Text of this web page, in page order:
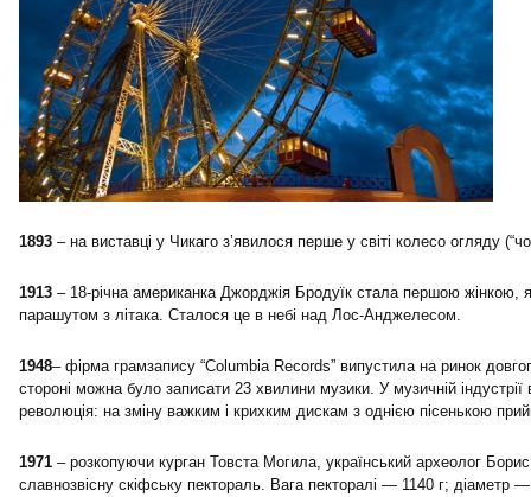
1893 – на виставці у Чикаго з’явилося перше у світі колесо огляду
1913 – 18-річна американка Джорджія Бродуїк стала першою жінкою,
парашутом з літака. Сталося це в небі над Лос-Анджелесом.
1948– фірма грамзапису “Columbia Records” випустила на ринок
стороні можна було записати 23 хвилини музики. У музичній
революція: на зміну важким і крихким дискам з однією пісенькою
1971 – розкопуючи курган Товста Могила, український археолог
славнозвісну скіфську пектораль. Вага пекторалі — 1140 г;